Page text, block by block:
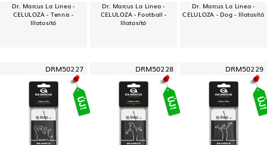
Dr. Marcus La Linea -
CELULOZA - Tennis -
Illatosító
Dr. Marcus La Linea -
CELULOZA - Football -
Illatosító
Dr. Marcus La Linea -
CELULOZA - Dog - Illatosító
DRM50227 DRM50228 DRM50229